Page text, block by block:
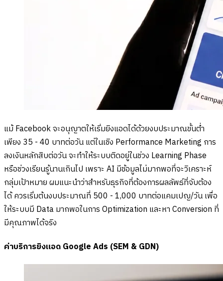
แม้ Facebook จะอนุญาตให้เริ่มยิงแอดได้ด้วยงบประมาณขั้นต่ำ
เพียง 35 - 40 บาทต่อวัน แต่ในเชิง Performance Marketing การ
ลงเงินหลักสิบต่อวัน จะทำให้ระบบติดอยู่ในช่วง Learning Phase
หรือช่วงเรียนรู้นานเกินไป เพราะ AI มีข้อมูลไม่มากพอที่จะวิเคราะห์
กลุ่มเป้าหมาย ผมแนะนำว่าสำหรับธุรกิจที่ต้องการผลลัพธ์ที่จับต้อง
ได้ ควรเริ่มต้นงบประมาณที่ 500 - 1,000 บาทต่อแคมเปญ/วัน เพื่อ
ให้ระบบมี Data มากพอในการ Optimization และหา Conversion ที่
มีคุณภาพได้จริง
ค่าบริการยิงแอด Google Ads (SEM & GDN)